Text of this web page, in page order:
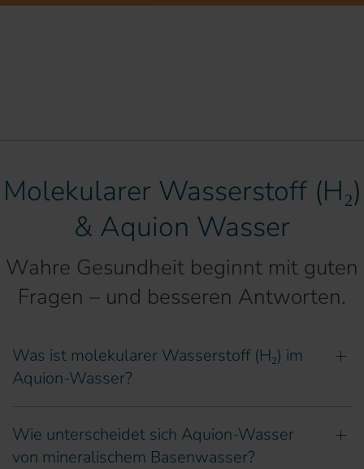
Molekularer Wasserstoff (H₂)
& Aquion Wasser
Wahre Gesundheit beginnt mit guten
Fragen – und besseren Antworten.
Was ist molekularer Wasserstoff (H₂) im
Aquion-Wasser?
Wie unterscheidet sich Aquion-Wasser
von mineralischem Basenwasser?